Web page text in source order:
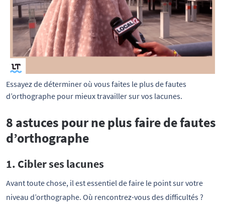
Essayez de déterminer où vous faites le plus de fautes
d’orthographe pour mieux travailler sur vos lacunes.
8 astuces pour ne plus faire de fautes
d’orthographe
1. Cibler ses lacunes
Avant toute chose, il est essentiel de faire le point sur votre
niveau d’orthographe. Où rencontrez-vous des difficultés ?